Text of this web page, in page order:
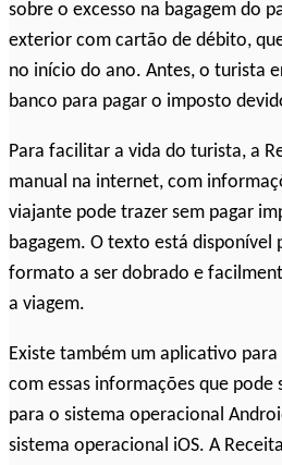
sobre o excesso na bagagem do
exterior com cartão de débito,
no início do ano. Antes, o turista
banco para pagar o imposto
Para facilitar a vida do turista, a
manual na internet, com
viajante pode trazer sem pagar
bagagem. O texto está disponível
formato a ser dobrado e
a viagem.
Existe também um aplicativo
com essas informações que pode
para o sistema operacional
sistema operacional iOS. A